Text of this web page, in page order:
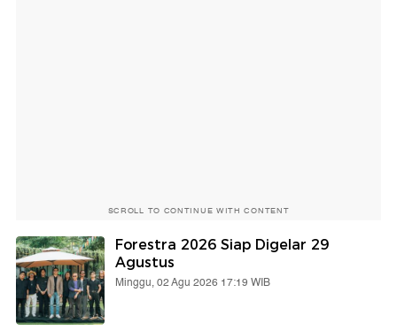
SCROLL TO CONTINUE WITH CONTENT
Forestra 2026 Siap Digelar 29
Agustus
Minggu, 02 Agu 2026 17:19 WIB